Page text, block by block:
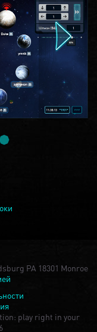
PA 18301 Monroe
play right in your